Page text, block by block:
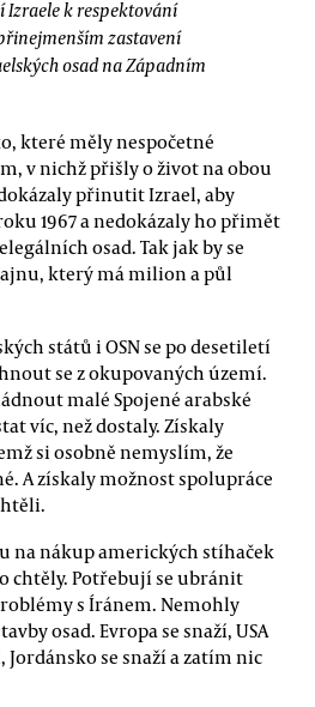
k respektování
zastavení
osad na Západním
které měly nespočetné
v nichž přišly o život na obou
přinutit Izrael, aby
1967 a nedokázaly ho přimět
osad. Tak jak by se
který má milion a půl
států i OSN se po desetiletí
se z okupovaných území.
malé Spojené arabské
víc, než dostaly. Získaly
si osobně nemyslím, že
A získaly možnost spolupráce
na nákup amerických stíhaček
chtěly. Potřebují se ubránit
s Íránem. Nemohly
osad. Evropa se snaží, USA
Jordánsko se snaží a zatím nic